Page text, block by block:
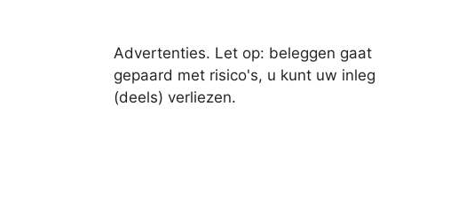
Advertenties. Let op: beleggen gaat
gepaard met risico's, u kunt uw inleg
(deels) verliezen.